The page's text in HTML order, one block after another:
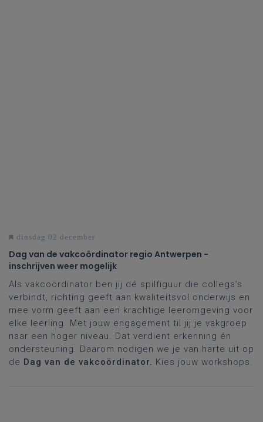
dinsdag 02 december
Dag van de vakcoördinator regio Antwerpen -
inschrijven weer mogelijk
Als vakcoördinator ben jij dé spilfiguur die collega’s
verbindt, richting geeft aan kwaliteitsvol onderwijs en
mee vorm geeft aan een krachtige leeromgeving voor
elke leerling. Met jouw engagement til jij je vakgroep
naar een hoger niveau. Dat verdient erkenning én
ondersteuning. Daarom nodigen we je van harte uit op
de Dag van de vakcoördinator. Kies jouw workshops.